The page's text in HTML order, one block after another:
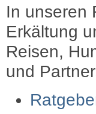
In unseren
Erkältung
Reisen,
und